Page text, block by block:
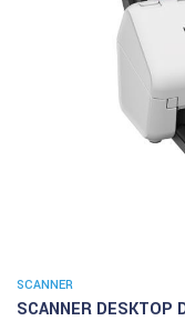
SCANNER
SCANNER DESKTOP